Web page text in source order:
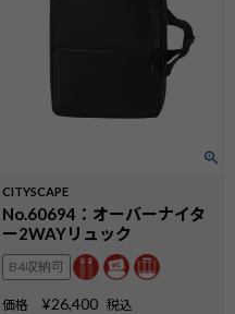
CITYSCAPE
No.60694：オーバーナイタ
ー2WAYリュック
B4収納可
価格 ¥26,400 税込